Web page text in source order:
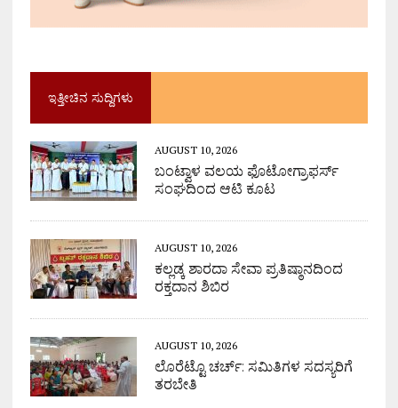
ಇತ್ತೀಚಿನ ಸುದ್ದಿಗಳು
AUGUST 10, 2026
ಬಂಟ್ವಾಳ ವಲಯ ಫೊಟೋಗ್ರಾಫರ್ಸ್
ಸಂಘದಿಂದ ಆಟಿ ಕೂಟ
AUGUST 10, 2026
ಕಲ್ಲಡ್ಕ ಶಾರದಾ ಸೇವಾ ಪ್ರತಿಷ್ಠಾನದಿಂದ
ರಕ್ತದಾನ ಶಿಬಿರ
AUGUST 10, 2026
ಲೊರೆಟ್ಟೊ ಚರ್ಚ್: ಸಮಿತಿಗಳ ಸದಸ್ಯರಿಗೆ
ತರಬೇತಿ